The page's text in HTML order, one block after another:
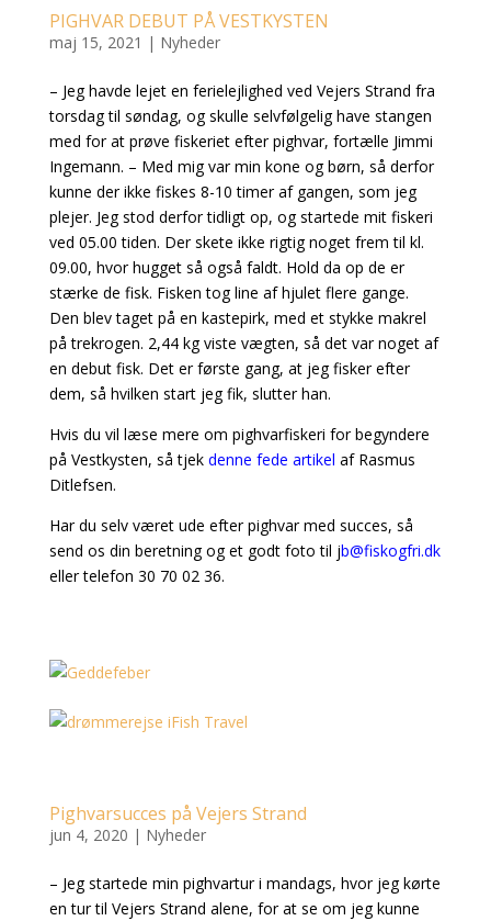
PIGHVAR DEBUT PÅ VESTKYSTEN
maj 15, 2021 | Nyheder
– Jeg havde lejet en ferielejlighed ved Vejers Strand fra
torsdag til søndag, og skulle selvfølgelig have stangen
med for at prøve fiskeriet efter pighvar, fortælle Jimmi
Ingemann. – Med mig var min kone og børn, så derfor
kunne der ikke fiskes 8-10 timer af gangen, som jeg
plejer. Jeg stod derfor tidligt op, og startede mit fiskeri
ved 05.00 tiden. Der skete ikke rigtig noget frem til kl.
09.00, hvor hugget så også faldt. Hold da op de er
stærke de fisk. Fisken tog line af hjulet flere gange.
Den blev taget på en kastepirk, med et stykke makrel
på trekrogen. 2,44 kg viste vægten, så det var noget af
en debut fisk. Det er første gang, at jeg fisker efter
dem, så hvilken start jeg fik, slutter han.
Hvis du vil læse mere om pighvarfiskeri for begyndere
på Vestkysten, så tjek denne fede artikel af Rasmus
Ditlefsen.
Har du selv været ude efter pighvar med succes, så
send os din beretning og et godt foto til jb@fiskogfri.dk
eller telefon 30 70 02 36.
Pighvarsucces på Vejers Strand
jun 4, 2020 | Nyheder
– Jeg startede min pighvartur i mandags, hvor jeg kørte
en tur til Vejers Strand alene, for at se om jeg kunne